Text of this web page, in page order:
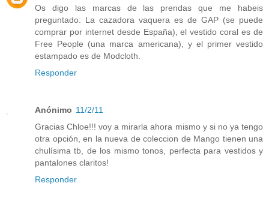
Os digo las marcas de las prendas que me habeis
preguntado: La cazadora vaquera es de GAP (se puede
comprar por internet desde España), el vestido coral es de
Free People (una marca americana), y el primer vestido
estampado es de Modcloth.
Responder
Anónimo 11/2/11
Gracias Chloe!!! voy a mirarla ahora mismo y si no ya tengo
otra opción, en la nueva de coleccion de Mango tienen una
chulísima tb, de los mismo tonos, perfecta para vestidos y
pantalones claritos!
Responder